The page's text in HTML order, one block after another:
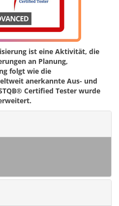
ist eine Aktivität, die
an Planung,
folgt wie die
anerkannte Aus- und
Certified Tester wurde